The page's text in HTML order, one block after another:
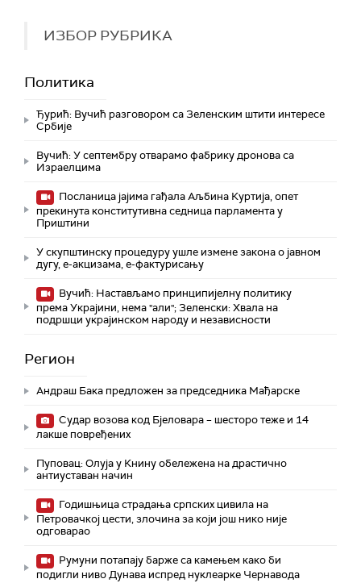
ИЗБОР РУБРИКА
Политика
Ђурић: Вучић разговором са Зеленским штити интересе
Србије
Вучић: У септембру отварамо фабрику дронова са
Израелцима
Посланица јајима гађала Аљбина Куртија, опет
прекинута конститутивна седница парламента у
Приштини
У скупштинску процедуру ушле измене закона о јавном
дугу, е-акцизама, е-фактурисању
Вучић: Настављамо принципијелну политику
према Украјини, нема "али"; Зеленски: Хвала на
подршци украјинском народу и независности
Регион
Андраш Бакa предложен за председника Мађарске
Судар возова код Бјеловара – шесторо теже и 14
лакше повређених
Пуповац: Олуја у Книну обележена на драстично
антиуставан начин
Годишњица страдања српских цивила на
Петровачкој цести, злочина за који још нико није
одговарао
Румуни потапају барже са камењем како би
подигли ниво Дунава испред нуклеарке Чернавода